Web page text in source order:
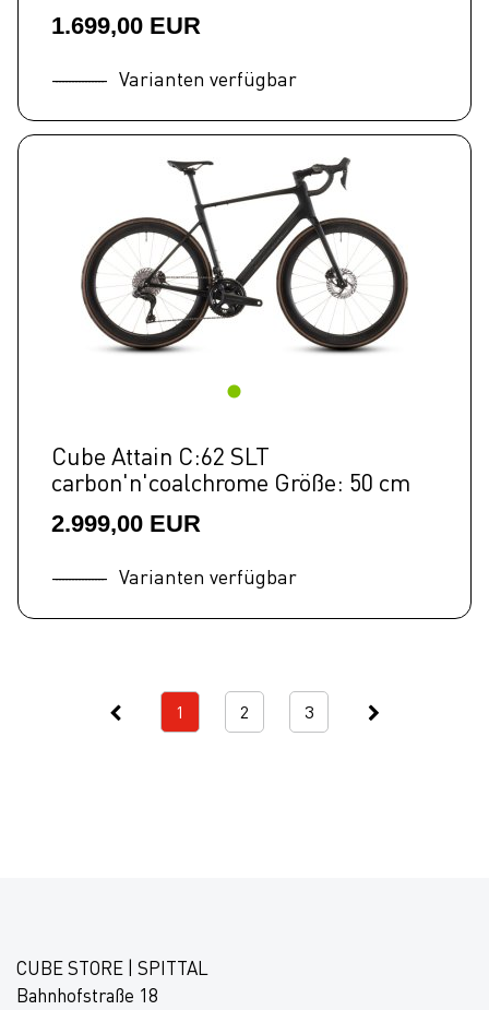
1.699,00 EUR
Varianten verfügbar
Cube Attain C:62 SLT
carbon'n'coalchrome Größe: 50 cm
2.999,00 EUR
Varianten verfügbar
1 2 3
CUBE STORE | SPITTAL
Bahnhofstraße 18